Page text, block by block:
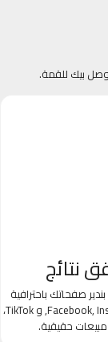
نتائج
صفحاتك باحترافية
وبنصمم حملات إعلانية (Ads) مستهدفة بدقة على Facebook, Instagram, و TikTok،
حقيقية.